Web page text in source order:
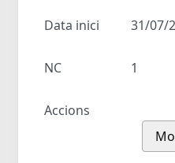
Data inici 31/07/
NC 1
Accions